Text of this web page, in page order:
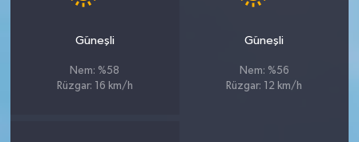
Güneşli
Nem: %58
Rüzgar: 16 km/h
Güneşli
Nem: %56
Rüzgar: 12 km/h